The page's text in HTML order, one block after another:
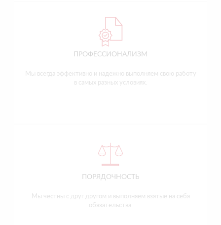
ПРОФЕССИОНАЛИЗМ
Мы всегда эффективно и надежно выполняем свою работу
в самых разных условиях.
ПОРЯДОЧНОСТЬ
Мы честны с друг другом и выполняем взятые на себя
обязательства.